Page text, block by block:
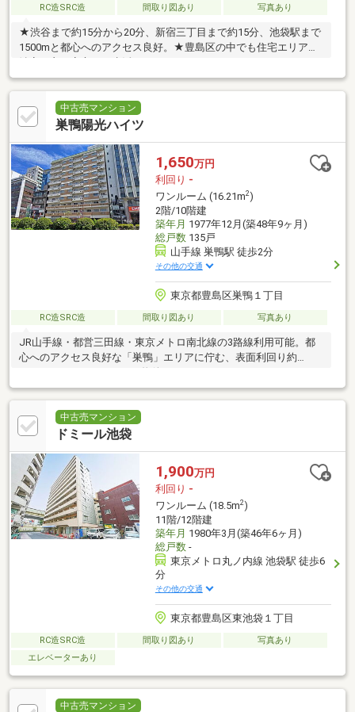
RC造SRC造 間取り図あり 写真あり
★渋谷まで約15分から20分、新宿三丁目まで約15分、池袋駅まで
1500mと都心へのアクセス良好。★豊島区の中でも住宅エリアで
中古売マンション
巣鴨陽光ハイツ
1,650万円
利回り -
ワンルーム (16.21m2)
2階/10階建
築年月 1977年12月(築48年9ヶ月)
総戸数135戸
山手線 巣鴨駅 徒歩2分
その他の交通
東京都豊島区巣鴨１丁目
RC造SRC造 間取り図あり 写真あり
JR山手線・都営三田線・東京メトロ南北線の3路線利用可能。都
心へのアクセス良好な「巣鴨」エリアに佇む、表面利回り約
4.58％のオーナーチェンジ物件。
中古売マンション
ドミール池袋
1,900万円
利回り -
ワンルーム (18.5m2)
11階/12階建
築年月 1980年3月(築46年6ヶ月)
総戸数-
東京メトロ丸ノ内線 池袋駅 徒歩6
分
その他の交通
東京都豊島区東池袋１丁目
RC造SRC造 間取り図あり
写真あり
エレベーターあり
中古売マンション